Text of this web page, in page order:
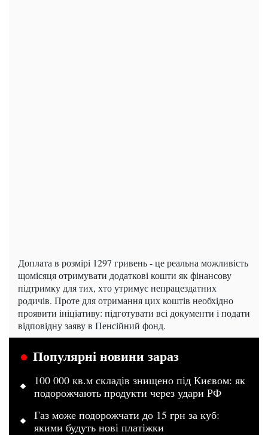
Доплата в розмірі 1297 гривень - це реальна можливість
щомісяця отримувати додаткові кошти як фінансову
підтримку для тих, хто утримує непрацездатних
родичів. Проте для отримання цих коштів необхідно
проявити ініціативу: підготувати всі документи і подати
відповідну заяву в Пенсійний фонд.
Популярні новини зараз
100 000 кв.м складів знищено під Києвом: як
подорожчають продукти через удари РФ
Газ може подорожчати до 15 грн за куб:
якими будуть нові платіжки